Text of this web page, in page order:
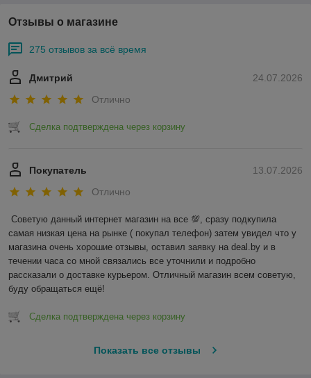
Отзывы о магазине
275 отзывов за всё время
24.07.2026
Дмитрий
Отлично
Сделка подтверждена через корзину
13.07.2026
Покупатель
Отлично
Советую данный интернет магазин на все 💯, сразу подкупила
самая низкая цена на рынке ( покупал телефон) затем увидел что у
магазина очень хорошие отзывы, оставил заявку на deal.by и в
течении часа со мной связались все уточнили и подробно
рассказали о доставке курьером. Отличный магазин всем советую,
буду обращаться ещё!
Сделка подтверждена через корзину
Показать все отзывы